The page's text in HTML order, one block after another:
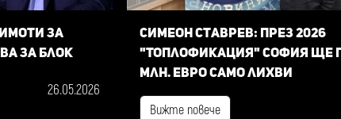
за
за блок
26.05.2026
Симеон Ставрев: През 2026
"Топлофикация" София ще
млн. евро само лихви
Вижте повече